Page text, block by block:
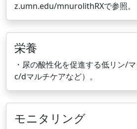
z.umn.edu/mnurolithRXで参照。
栄養
・尿の酸性化を促進する低リン/
c/dマルチケアなど）。
モニタリング